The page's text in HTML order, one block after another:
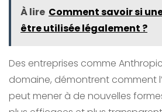
À lire Comment savoir si
être utilisée légalement ?
Des entreprises comme
domaine, démontrent comment
peut mener à de nouvelles